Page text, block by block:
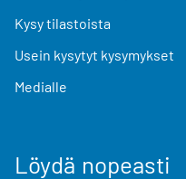
Kysy tilastoista
Usein kysytyt kysymykset
Medialle
Löydä nopeasti